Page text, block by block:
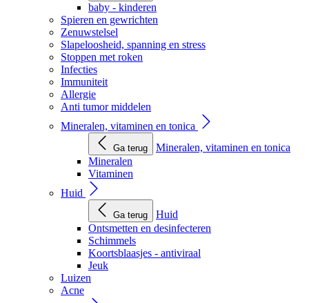
baby - kinderen
Spieren en gewrichten
Zenuwstelsel
Slapeloosheid, spanning en stress
Stoppen met roken
Infecties
Immuniteit
Allergie
Anti tumor middelen
Mineralen, vitaminen en tonica
Ga terug
Mineralen, vitaminen en tonica
Mineralen
Vitaminen
Huid
Ga terug
Huid
Ontsmetten en desinfecteren
Schimmels
Koortsblaasjes - antiviraal
Jeuk
Luizen
Acne